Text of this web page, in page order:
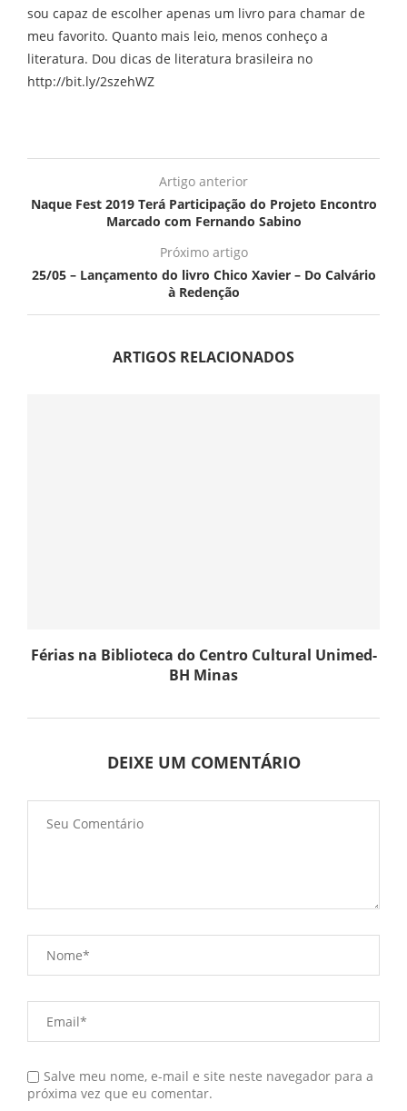
sou capaz de escolher apenas um livro para chamar de
meu favorito. Quanto mais leio, menos conheço a
literatura. Dou dicas de literatura brasileira no
http://bit.ly/2szehWZ
Artigo anterior
Naque Fest 2019 Terá Participação do Projeto Encontro
Marcado com Fernando Sabino
Próximo artigo
25/05 – Lançamento do livro Chico Xavier – Do Calvário
à Redenção
ARTIGOS RELACIONADOS
Férias na Biblioteca do Centro Cultural Unimed-
BH Minas
DEIXE UM COMENTÁRIO
Salve meu nome, e-mail e site neste navegador para a
próxima vez que eu comentar.